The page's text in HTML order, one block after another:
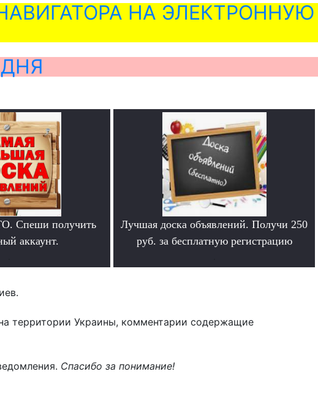
НА ЭЛЕКТРОННУЮ
Спеши получить
аккаунт.
Лучшая доска объявлений. Получи 250
руб. за бесплатную регистрацию
территории Украины, комментарии содержащие
Спасибо за понимание!